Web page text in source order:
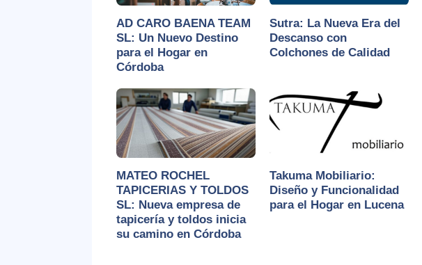
AD CARO BAENA TEAM
SL: Un Nuevo Destino
para el Hogar en
Córdoba
Sutra: La Nueva Era del
Descanso con
Colchones de Calidad
MATEO ROCHEL
TAPICERIAS Y TOLDOS
SL: Nueva empresa de
tapicería y toldos inicia
su camino en Córdoba
Takuma Mobiliario:
Diseño y Funcionalidad
para el Hogar en Lucena